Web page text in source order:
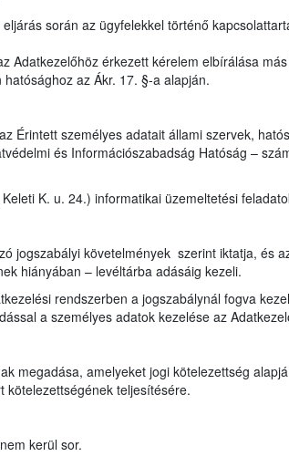
során az ügyfelekkel történő
érkezett kérelem elbírálása
az Ákr. 17. §-a alapján.
Érintett személyes adatait állami szervek,
és Információszabadság Hatóság –
K. u. 24.) informatikai üzemeltetési
jogszabályi követelmények szerint iktatja, és
hiányában – levéltárba adásáig kezeli.
rendszerben a jogszabálynál fogva
a személyes adatok kezelése az
megadása, amelyeket jogi kötelezettség
kötelezettségének teljesítésére.
kerül sor.